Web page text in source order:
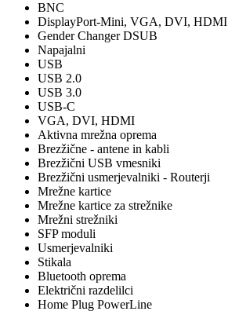
BNC
DisplayPort-Mini, VGA, DVI, HDMI
Gender Changer DSUB
Napajalni
USB
USB 2.0
USB 3.0
USB-C
VGA, DVI, HDMI
Aktivna mrežna oprema
Brezžične - antene in kabli
Brezžični USB vmesniki
Brezžični usmerjevalniki - Routerji
Mrežne kartice
Mrežne kartice za strežnike
Mrežni strežniki
SFP moduli
Usmerjevalniki
Stikala
Bluetooth oprema
Električni razdelilci
Home Plug PowerLine